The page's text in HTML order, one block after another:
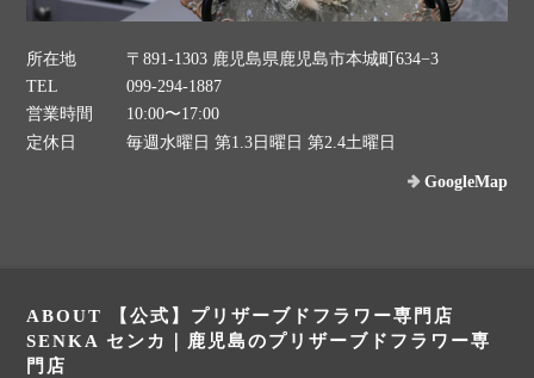
所在地
〒891-1303 鹿児島県鹿児島市本城町634−3
TEL
099-294-1887
営業時間
10:00〜17:00
定休日
毎週水曜日 第1.3日曜日 第2.4土曜日
GoogleMap
ABOUT 【公式】プリザーブドフラワー専門店
SENKA センカ｜鹿児島のプリザーブドフラワー専
門店